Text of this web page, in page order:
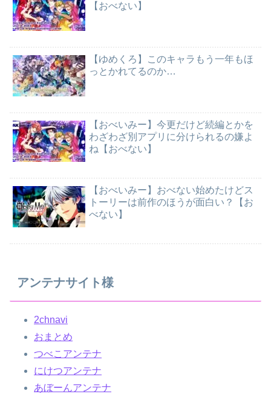
【おべない】
【ゆめくろ】このキャラもう一年もほ
っとかれてるのか…
【おべいみー】今更だけど続編とかを
わざわざ別アプリに分けられるの嫌よ
ね【おべない】
【おべいみー】おべない始めたけどス
トーリーは前作のほうが面白い？【お
べない】
アンテナサイト様
2chnavi
おまとめ
つべこアンテナ
にけつアンテナ
あぼーんアンテナ